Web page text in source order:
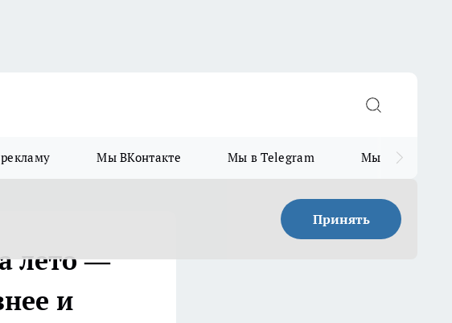
Мы ВКонтакте Мы в Telegram Мы в MAX
Принять
лето —
и